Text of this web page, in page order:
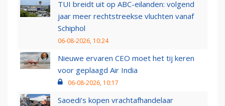
TUI breidt uit op ABC-eilanden: volgend
jaar meer rechtstreekse vluchten vanaf
Schiphol
06-08-2026, 10:24
Nieuwe ervaren CEO moet het tij keren
voor geplaagd Air India
06-08-2026, 10:17
Saoedi’s kopen vrachtafhandelaar